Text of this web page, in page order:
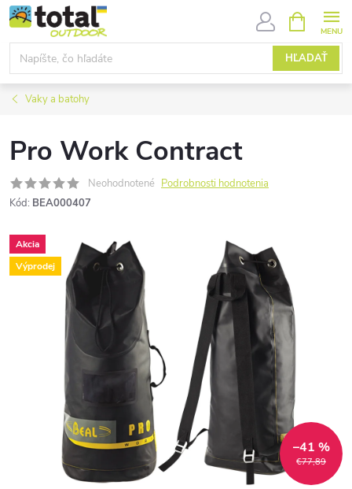
Prejsť
na
obsah
HĽADAŤ
KOŠÍK
Vaky a batohy
Pro Work Contract
Neohodnotené Podrobnosti hodnotenia
Kód: BEA000407
Akcia
Výprodej
€77,89
–41 %